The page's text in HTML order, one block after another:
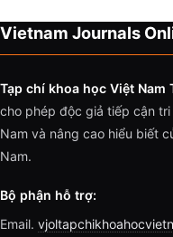
Vietnam Journals
Tạp chí khoa học Việt
cho phép độc giả tiếp cận
Nam và nâng cao hiểu biết
Nam.
Bộ phận hỗ trợ:
Email.